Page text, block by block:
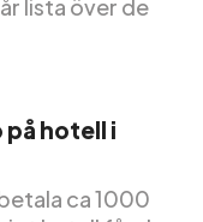
lista över de
hotell i
ca 1000